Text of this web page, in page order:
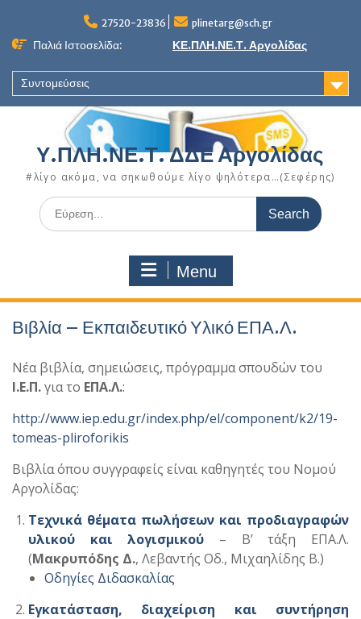
content
27520-23836 plinetarg@sch.gr
Παλιά Ιστοσελίδα: ΚΕ.ΠΛΗ.ΝΕ.Τ. Αργολίδας
Συντομεύσεις
Υ.ΠΛΗ.ΝΕ.Τ. ΔΔΕ Αργολίδας
#λίγο ακόμα, να σηκωθούμε λίγο ψηλότερα…(Σεφέρης)
Search
for:
Menu
Βιβλία – Εκπαιδευτικό Υλικό ΕΠΑ.Λ.
Νέα βιβλία, σημειώσεις, πρόγραμμα σπουδών του
Ι.Ε.Π.για το ΕΠΑ.Λ.:
http://www.iep.edu.gr/index.php/el/component/k2/19-
tomeas-pliroforikis
Βιβλία όπου συγγραφείς είναι καθηγητές του Νομού
Αργολίδας:
Τεχνικά θέματα πωλήσεων και προδιαγραφών
υλικού και λογισμικού – Β’ τάξη ΕΠΑ.Λ.
(Μακρυπόδης Δ., Λεβαντής Οδ., Μιχαηλίδης Β.)
Οδηγίες Διδασκαλίας
Εγκατάσταση, διαχείριση και συντήρηση